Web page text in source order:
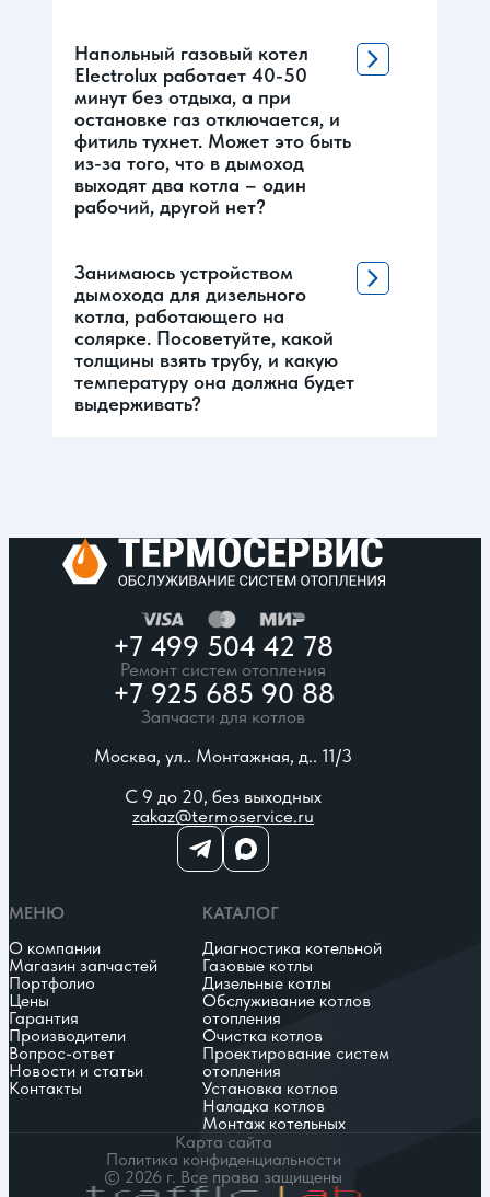
Напольный газовый котел
Electrolux работает 40-50
минут без отдыха, а при
остановке газ отключается, и
фитиль тухнет. Может это быть
из-за того, что в дымоход
выходят два котла – один
рабочий, другой нет?
Занимаюсь устройством
дымохода для дизельного
котла, работающего на
солярке. Посоветуйте, какой
толщины взять трубу, и какую
температуру она должна будет
выдерживать?
+7 499 504 42 78
Ремонт систем отопления
+7 925 685 90 88
Запчасти для котлов
Москва, ул.. Монтажная, д.. 11/3
С 9 до 20, без выходных
zakaz@termoservice.ru
МЕНЮ
О компании
Магазин запчастей
Портфолио
Цены
Гарантия
Производители
Вопрос-ответ
Новости и статьи
Контакты
КАТАЛОГ
Диагностика котельной
Газовые котлы
Дизельные котлы
Обслуживание котлов
отопления
Очистка котлов
Проектирование систем
отопления
Установка котлов
Наладка котлов
Монтаж котельных
Карта сайта
Политика конфиденциальности
© 2026 г. Все права защищены